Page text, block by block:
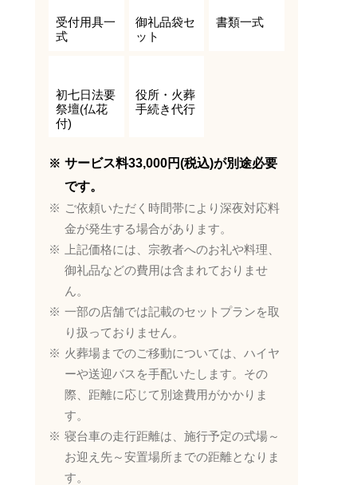
受付用具一
式
御礼品袋セ
ット
書類一式
初七日法要
祭壇(仏花
付)
役所・火葬
手続き代行
サービス料33,000円(税込)が別途必要
です。
ご依頼いただく時間帯により深夜対応料
金が発生する場合があります。
上記価格には、宗教者へのお礼や料理、
御礼品などの費用は含まれておりませ
ん。
一部の店舗では記載のセットプランを取
り扱っておりません。
火葬場までのご移動については、ハイヤ
ーや送迎バスを手配いたします。その
際、距離に応じて別途費用がかかりま
す。
寝台車の走行距離は、施行予定の式場～
お迎え先～安置場所までの距離となりま
す。